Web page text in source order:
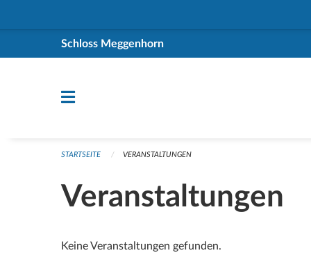
Schloss Meggenhorn
STARTSEITE VERANSTALTUNGEN
Veranstaltungen
Keine Veranstaltungen gefunden.